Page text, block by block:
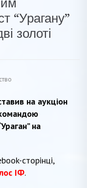
“Урагану”
золоті
на аукціон
на
сторінці,
ІФ.